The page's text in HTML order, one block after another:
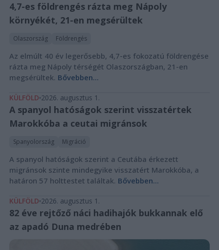
4,7-es földrengés rázta meg Nápoly
környékét, 21-en megsérültek
Olaszország Földrengés
Az elmúlt 40 év legerősebb, 4,7-es fokozatú földrengése
rázta meg Nápoly térségét Olaszországban, 21-en
megsérültek. Bővebben...
KÜLFÖLD 2026. augusztus 1.
A spanyol hatóságok szerint visszatértek
Marokkóba a ceutai migránsok
Spanyolország Migráció
A spanyol hatóságok szerint a Ceutába érkezett
migránsok szinte mindegyike visszatért Marokkóba, a
határon 57 holttestet találtak. Bővebben...
KÜLFÖLD 2026. augusztus 1.
82 éve rejtőző náci hadihajók bukkannak elő
az apadó Duna medrében